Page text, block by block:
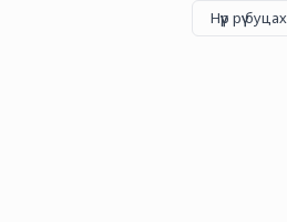
Нүүр рүү буцах